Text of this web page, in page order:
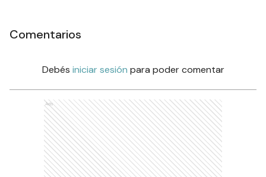
Comentarios
Debés iniciar sesión para poder comentar
Ads